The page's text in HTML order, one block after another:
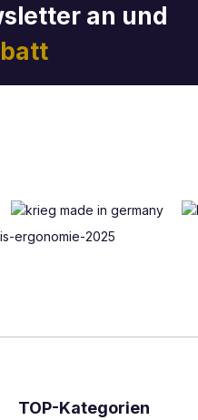
an und
TOP-Kategorien